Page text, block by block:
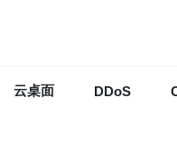
云桌面 DDoS